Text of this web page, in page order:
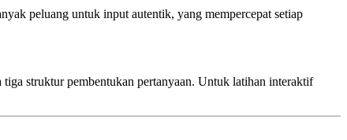
peluang untuk input autentik, yang mempercepat setiap
tiga struktur pembentukan pertanyaan. Untuk latihan interaktif